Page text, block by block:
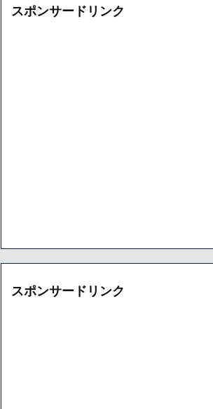
スポンサードリンク
スポンサードリンク